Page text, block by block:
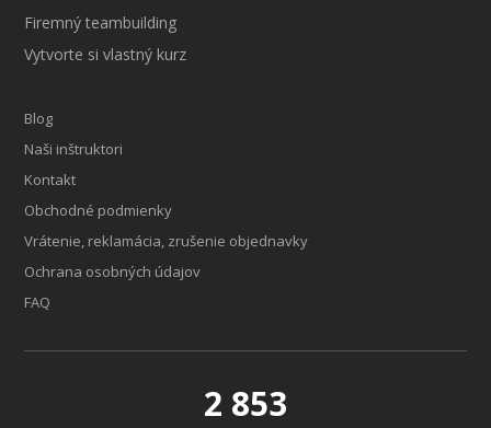
Firemný teambuilding
Vytvorte si vlastný kurz
Blog
Naši inštruktori
Kontakt
Obchodné podmienky
Vrátenie, reklamácia, zrušenie objednavky
Ochrana osobných údajov
FAQ
2 853